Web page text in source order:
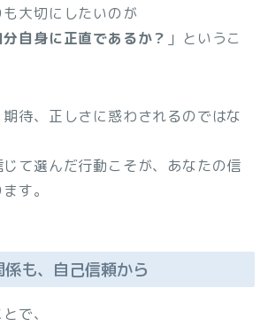
大切にしたいのが
自身に正直であるか？ 」というこ
待、正しさに惑わされるのではな
て選んだ行動こそが、あなたの信
す。
も、自己信頼から
で、